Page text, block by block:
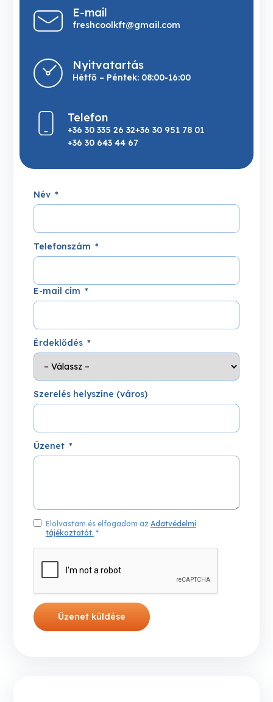
E-mail
freshcoolkft@gmail.com
Nyitvatartás
Hétfő – Péntek: 08:00-16:00
Telefon
+36 30 335 26 32+36 30 951 78 01
+36 30 643 44 67
Név
Telefonszám
E-mail cím
Érdeklődés
Szerelés helyszíne (város)
Üzenet
Elolvastam és elfogadom az Adatvédelmi
tájékoztatót. *
Üzenet küldése